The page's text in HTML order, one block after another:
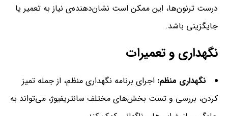
درست ترنون‌ها، این ممکن است نشان‌دهنده‌ی نیاز به تعمیر یا
جایگزینی باشد.
نگهداری و تعمیرات
نگهداری منظم: اجرای برنامه نگهداری منظم، از جمله تمیز
کردن، بررسی و تست بخش‌های مختلف سانتریفیوژ، می‌تواند به